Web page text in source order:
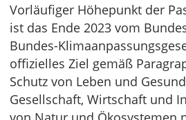
Vorläufiger Höhepunkt der
ist das Ende 2023 vom
Bundes-
offizielles Ziel gemäß
Schutz von Leben und
Gesellschaft, Wirtschaft und